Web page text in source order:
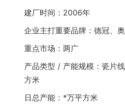
建厂时间：2006年
企业主打重要品牌：德冠、
重点市场：两广
产品类型 / 产能规模：瓷片
方米
日总产能：*万平方米